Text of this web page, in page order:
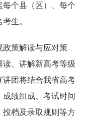
个县（区）、每个
生。
政策解读与应对策
、讲解新高考等级
团将结合我省高考
绩组成、考试时间
档及录取规则等方